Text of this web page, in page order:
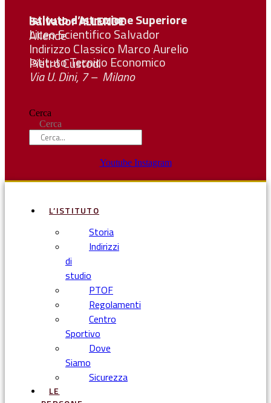
Istituto d’Istruzione Superiore SalvadorALLENDE
Liceo Scientifico Salvador Allende
Indirizzo Classico Marco Aurelio
Istituto Tecnico Economico Pietro Custodi
Via U. Dini, 7 – Milano
Cerca
Cerca
Youtube Instagram
L’ISTITUTO
Storia
Indirizzi
di
studio
PTOF
Regolamenti
Centro
Sportivo
Dove
Siamo
Sicurezza
LE